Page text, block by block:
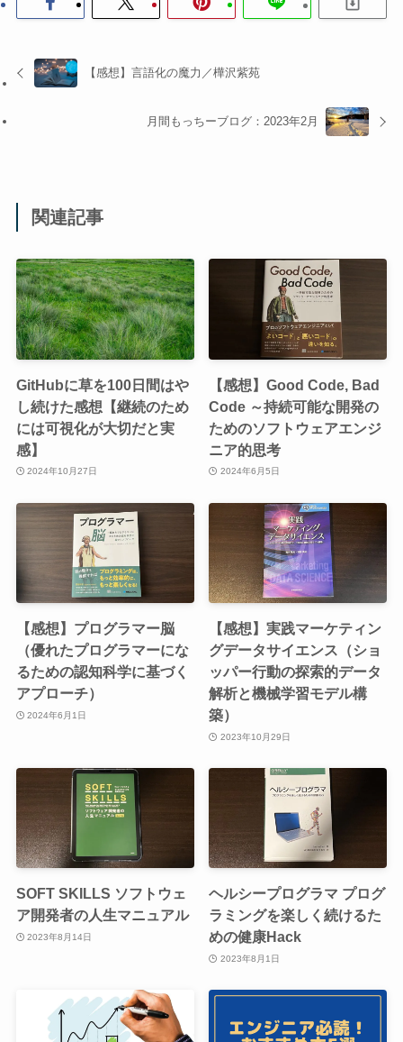
【感想】言語化の魔力／樺沢紫苑
月間もっちーブログ：2023年2月
関連記事
GitHubに草を100日間はや
し続けた感想【継続のため
には可視化が大切だと実
感】
2024年10月27日
【感想】Good Code, Bad
Code ～持続可能な開発の
ためのソフトウェアエンジ
ニア的思考
2024年6月5日
【感想】プログラマー脳
（優れたプログラマーにな
るための認知科学に基づく
アプローチ）
2024年6月1日
【感想】実践マーケティン
グデータサイエンス（ショ
ッパー行動の探索的データ
解析と機械学習モデル構
築）
2023年10月29日
SOFT SKILLS ソフトウェ
ア開発者の人生マニュアル
2023年8月14日
ヘルシープログラマ プログ
ラミングを楽しく続けるた
めの健康Hack
2023年8月1日